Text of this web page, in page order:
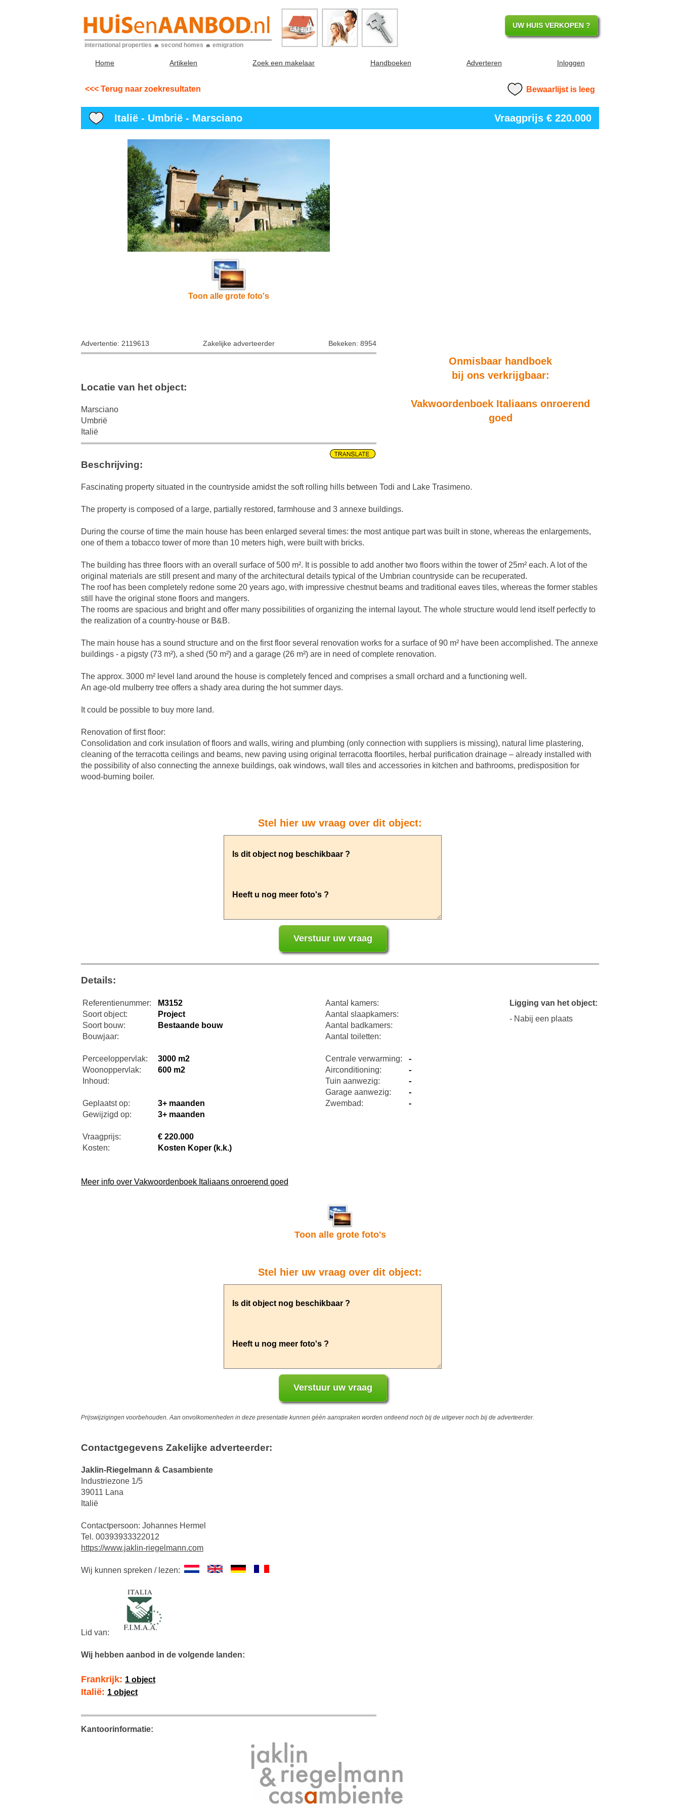
international properties second homes emigration
UW HUIS VERKOPEN ?
Home Artikelen Zoek een makelaar Handboeken Adverteren Inloggen
<<< Terug naar zoekresultaten Bewaarlijst is leeg
Italië - Umbrië - Marsciano Vraagprijs € 220.000
Toon alle grote foto's
Advertentie: 2119613 Zakelijke adverteerder Bekeken: 8954
Onmisbaar handboek
bij ons verkrijgbaar:
Vakwoordenboek Italiaans onroerend
goed
Locatie van het object:
Marsciano
Umbrië
Italië
Beschrijving:
Fascinating property situated in the countryside amidst the soft rolling hills between Todi and Lake Trasimeno.
The property is composed of a large, partially restored, farmhouse and 3 annexe buildings.
During the course of time the main house has been enlarged several times: the most antique part was built in stone, whereas the enlargements,
one of them a tobacco tower of more than 10 meters high, were built with bricks.
The building has three floors with an overall surface of 500 m². It is possible to add another two floors within the tower of 25m² each. A lot of the
original materials are still present and many of the architectural details typical of the Umbrian countryside can be recuperated.
The roof has been completely redone some 20 years ago, with impressive chestnut beams and traditional eaves tiles, whereas the former stables
still have the original stone floors and mangers.
The rooms are spacious and bright and offer many possibilities of organizing the internal layout. The whole structure would lend itself perfectly to
the realization of a country-house or B&B.
The main house has a sound structure and on the first floor several renovation works for a surface of 90 m² have been accomplished. The annexe
buildings - a pigsty (73 m²), a shed (50 m²) and a garage (26 m²) are in need of complete renovation.
The approx. 3000 m² level land around the house is completely fenced and comprises a small orchard and a functioning well.
An age-old mulberry tree offers a shady area during the hot summer days.
It could be possible to buy more land.
Renovation of first floor:
Consolidation and cork insulation of floors and walls, wiring and plumbing (only connection with suppliers is missing), natural lime plastering,
cleaning of the terracotta ceilings and beams, new paving using original terracotta floortiles, herbal purification drainage – already installed with
the possibility of also connecting the annexe buildings, oak windows, wall tiles and accessories in kitchen and bathrooms, predisposition for
wood-burning boiler.
Stel hier uw vraag over dit object:
Details:
Referentienummer:
M3152
Soort object:
Project
Soort bouw:
Bestaande bouw
Bouwjaar:
Perceeloppervlak:
3000 m2
Woonoppervlak:
600 m2
Inhoud:
Geplaatst op:
3+ maanden
Gewijzigd op:
3+ maanden
Vraagprijs:
€ 220.000
Kosten:
Kosten Koper (k.k.)
Aantal kamers:
Aantal slaapkamers:
Aantal badkamers:
Aantal toiletten:
Centrale verwarming:
-
Airconditioning:
-
Tuin aanwezig:
-
Garage aanwezig:
-
Zwembad:
-
Ligging van het object:
- Nabij een plaats
Meer info over Vakwoordenboek Italiaans onroerend goed
Toon alle grote foto's
Stel hier uw vraag over dit object:
Prijswijzigingen voorbehouden. Aan onvolkomenheden in deze presentatie kunnen géén aanspraken worden ontleend noch bij de uitgever noch bij de adverteerder.
Contactgegevens Zakelijke adverteerder:
Jaklin-Riegelmann & Casambiente
Industriezone 1/5
39011 Lana
Italië
Contactpersoon: Johannes Hermel
Tel. 00393933322012
https://www.jaklin-riegelmann.com
Wij kunnen spreken / lezen:
Lid van:
Wij hebben aanbod in de volgende landen:
Frankrijk: 1 object
Italië: 1 object
Kantoorinformatie: